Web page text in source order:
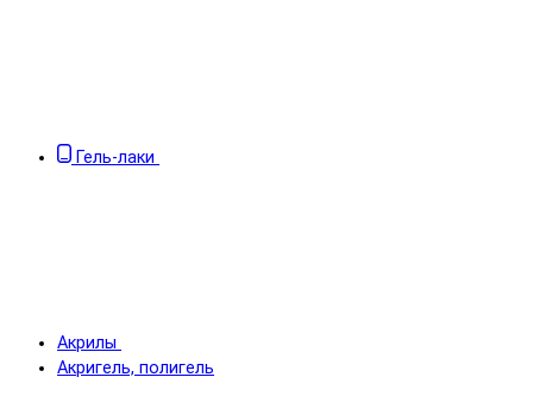
Гель-лаки
Акрилы
Акригель, полигель